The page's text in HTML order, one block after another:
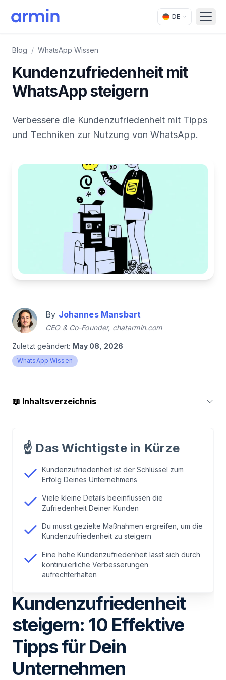
DE
Blog / WhatsApp Wissen
Kundenzufriedenheit mit
WhatsApp steigern
Verbessere die Kundenzufriedenheit mit Tipps
und Techniken zur Nutzung von WhatsApp.
By Johannes Mansbart
CEO & Co-Founder, chatarmin.com
Zuletzt geändert: May 08, 2026
WhatsApp Wissen
📖 Inhaltsverzeichnis
Tipps für Dein Unternehmen
. Kundenzufriedenheit? Was ist das genau?
. Kundenzufriedenheit messen: So gehts einfach
. Kundenzufriedenheit mit Whatsapp steigern
. Analyse der Customer Journey
Kundenzufriedenheit
7.Erwartungen von Kunden übertreffen
8 . Kundenbeziehungen verbessern:
Personalisierung der Kundenansprache
☝️ Das Wichtigste in Kürze
Kundenzufriedenheit ist der Schlüssel zum
Erfolg Deines Unternehmens
Viele kleine Details beeinflussen die
Zufriedenheit Deiner Kunden
Du musst gezielte Maßnahmen ergreifen, um die
Kundenzufriedenheit zu steigern
Eine hohe Kundenzufriedenheit lässt sich durch
kontinuierliche Verbesserungen
aufrechterhalten
Kundenzufriedenheit
steigern: 10 Effektive
Tipps für Dein
Unternehmen